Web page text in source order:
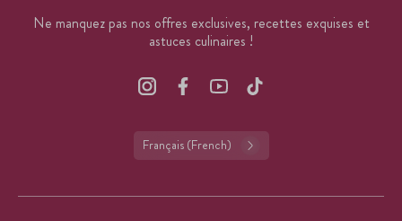
Ne manquez pas nos offres exclusives, recettes exquises et
astuces culinaires !
Français (French)